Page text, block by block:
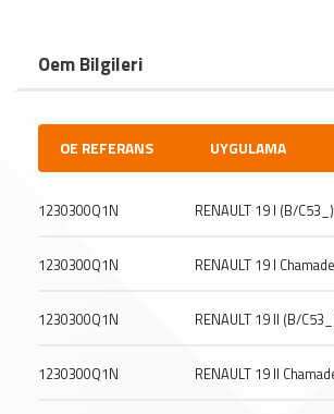
Oem Bilgileri
OE REFERANS UYGULAMA
1230300Q1N RENAULT 19 I (B/C53_)
1230300Q1N RENAULT 19 I
1230300Q1N RENAULT 19 II (B/
1230300Q1N RENAULT 19 II